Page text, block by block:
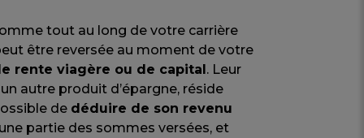
tout au long de votre carrière
être reversée au moment de votre
rente viagère ou de capital. Leur
autre produit d’épargne, réside
de déduire de son revenu
une partie des sommes versées, et